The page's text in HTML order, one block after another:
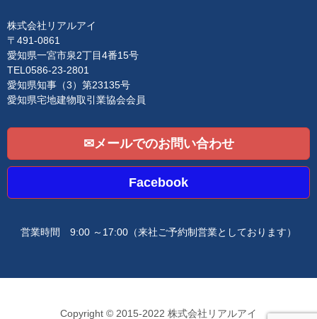
i
o
株式会社リアルアイ
〒491-0861
愛知県一宮市泉2丁目4番15号
TEL0586-23-2801
愛知県知事（3）第23135号
愛知県宅地建物取引業協会会員
✉メールでのお問い合わせ
Facebook
営業時間 9:00 ～17:00 （来社ご予約制営業としております）
Copyright © 2015-2022 株式会社リアルアイ